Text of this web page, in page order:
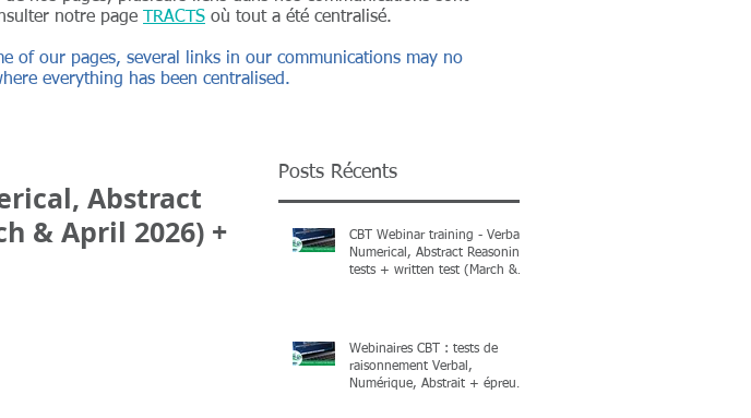
notre page
TRACTS où tout a été centralisé.
of our pages, several links in our communications may no
everything has been centralised.
Abstract
& April 2026) +
Posts Récents
CBT Webinar training - Verbal,
Numerical, Abstract Reasoning
tests + written test (March &
Webinaires CBT : tests de
raisonnement Verbal,
Numérique, Abstrait + épreuve